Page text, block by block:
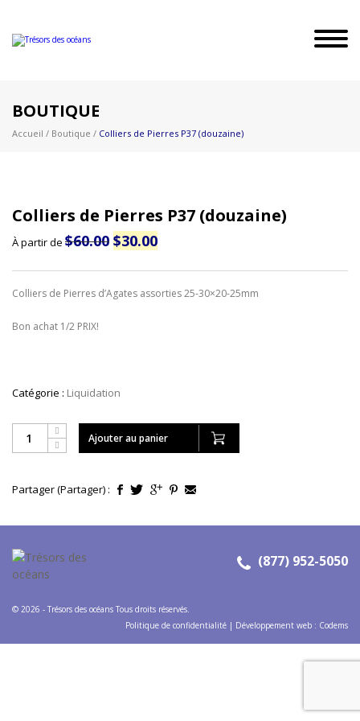
BOUTIQUE
Accueil / Boutique / Colliers de Pierres P37 (douzaine)
Colliers de Pierres P37 (douzaine)
À partir de $60.00 Le
prix
initial
$60.00.
$30.00Le
prix
actuel
$30.00.
Colliers de Pierres d’Agates assorties 25-30×20-25mm
Bon achat 1/2 PRIX!
Catégorie : Liquidation
Ajouter au panier
Partager (Partager) :
(877) 952-5050
© 2026 - Trésors des océans Tous droits réservés.
Politique de confidentialité | Développement web : Codems